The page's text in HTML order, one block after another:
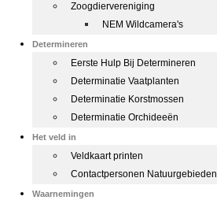
Zoogdiervereniging
NEM Wildcamera's
Determineren
Eerste Hulp Bij Determineren
Determinatie Vaatplanten
Determinatie Korstmossen
Determinatie Orchideeën
Het veld in
Veldkaart printen
Contactpersonen Natuurgebieden
Waarnemingen